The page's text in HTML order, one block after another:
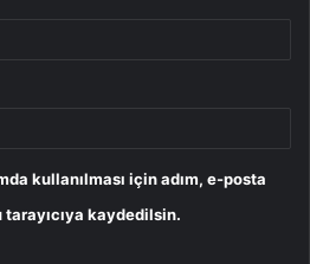
kullanılması için adım, e-posta
kaydedilsin.